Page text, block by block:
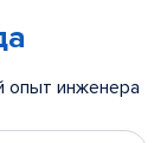
опыт инженера